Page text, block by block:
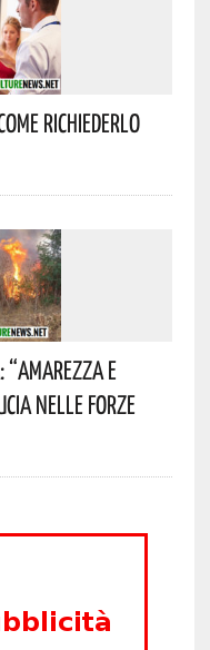
Richiederlo
E
Nelle Forze